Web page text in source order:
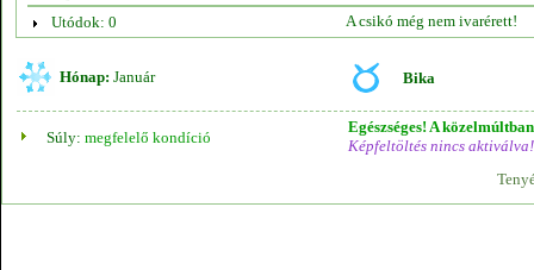
Utódok: 0
A csikó még nem ivarérett!
Hónap: Január Bika
Súly: megfelelő kondíció
Egészséges! A
Képfeltöltés nincs aktiválva!